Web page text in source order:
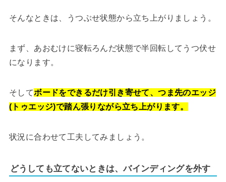
そんなときは、うつぶせ状態から立ち上がりましょう。
まず、あおむけに寝転ろんだ状態で半回転してうつ伏せ
になります。
そしてボードをできるだけ引き寄せて、つま先のエッジ
(トゥエッジ)で踏ん張りながら立ち上がります。
状況に合わせて工夫してみましょう。
どうしても立てないときは、バインディングを外す